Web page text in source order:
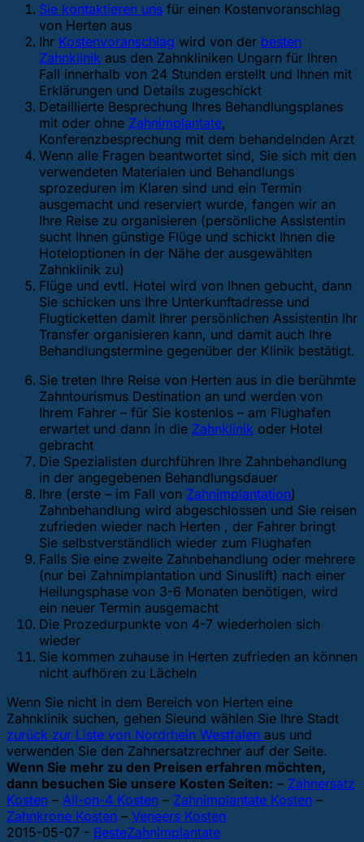
Sie kontaktieren uns für einen Kostenvoranschlag
von Herten aus
Ihr Kostenvoranschlag wird von der besten
Zahnklinik aus den Zahnkliniken Ungarn für Ihren
Fall innerhalb von 24 Stunden erstellt und Ihnen mit
Erklärungen und Details zugeschickt
Detaillierte Besprechung Ihres Behandlungsplanes
mit oder ohne Zahnimplantate,
Konferenzbesprechung mit dem behandelnden Arzt
Wenn alle Fragen beantwortet sind, Sie sich mit den
verwendeten Materialen und Behandlungs
sprozeduren im Klaren sind und ein Termin
ausgemacht und reserviert wurde, fangen wir an
Ihre Reise zu organisieren (persönliche Assistentin
sucht Ihnen günstige Flüge und schickt Ihnen die
Hoteloptionen in der Nähe der ausgewählten
Zahnklinik zu)
Flüge und evtl. Hotel wird von Ihnen gebucht, dann
Sie schicken uns Ihre Unterkunftadresse und
Flugticketten damit Ihrer persönlichen Assistentin Ihr
Transfer organisieren kann, und damit auch Ihre
Behandlungstermine gegenüber der Klinik bestätigt.
Sie treten Ihre Reise von Herten aus in die berühmte
Zahntourismus Destination an und werden von
Ihrem Fahrer – für Sie kostenlos – am Flughafen
erwartet und dann in die Zahnklinik oder Hotel
gebracht
Die Spezialisten durchführen Ihre Zahnbehandlung
in der angegebenen Behandlungsdauer
Ihre (erste – im Fall von Zahnimplantation)
Zahnbehandlung wird abgeschlossen und Sie reisen
zufrieden wieder nach Herten , der Fahrer bringt
Sie selbstverständlich wieder zum Flughafen
Falls Sie eine zweite Zahnbehandlung oder mehrere
(nur bei Zahnimplantation und Sinuslift) nach einer
Heilungsphase von 3-6 Monaten benötigen, wird
ein neuer Termin ausgemacht
Die Prozedurpunkte von 4-7 wiederholen sich
wieder
Sie kommen zuhause in Herten zufrieden an können
nicht aufhören zu Lächeln
Wenn Sie nicht in dem Bereich von Herten eine
Zahnklinik suchen, gehen Sie
zurück zur Liste von Nordrhein Westfalen
und wählen Sie Ihre Stadt
aus und
verwenden Sie den Zahnersatzrechner auf der Seite.
Wenn Sie mehr zu den Preisen erfahren möchten,
dann besuchen Sie unsere Kosten Seiten: – Zahnersatz
Kosten – All-on-4 Kosten – Zahnimplantate Kosten –
Zahnkrone Kosten – Veneers Kosten
2015-05-07 - BesteZahnImplantate